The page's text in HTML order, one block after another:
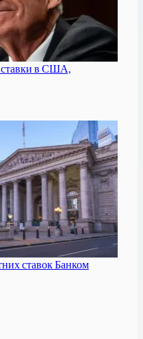
ставки в США,
ставок Банком